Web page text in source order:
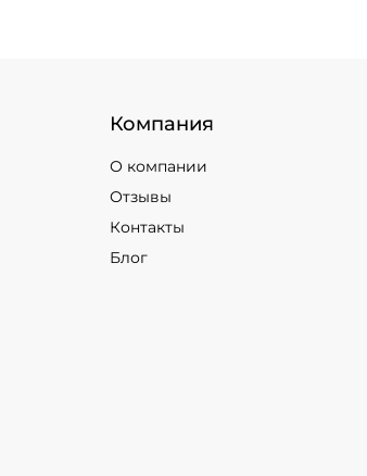
Компания
О компании
Отзывы
Контакты
Блог